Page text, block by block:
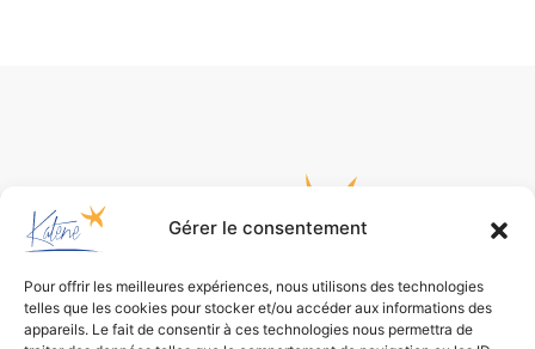
Gérer le consentement
Pour offrir les meilleures expériences, nous utilisons des technologies
telles que les cookies pour stocker et/ou accéder aux informations des
appareils. Le fait de consentir à ces technologies nous permettra de